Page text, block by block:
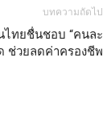
บทความถัดไป
ไทยชื่นชอบ “คนละ
ช่วยลดค่าครองชีพ